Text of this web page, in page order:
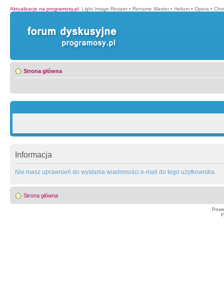
Aktualizacje na programosy.pl: Light Image Resizer • Rename Master • Helium • Opera •
Strona główna
Informacja
Nie masz uprawnień do wysłania wiadomości e-mail do tego użytkownika.
Strona główna